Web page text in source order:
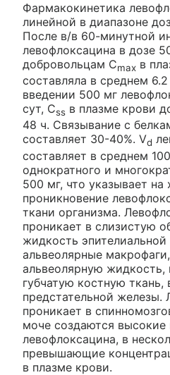
Фармакокинетика
линейной в диапазоне
После в/в 60-минутной
левофлоксацина в дозе
добровольцам Cmax в
составляла в среднем
введении 500 мг
сут, Css в плазме крови
48 ч. Связывание с
составляет 30-40%. Vd
составляет в среднем
однократного и
500 мг, что указывает на
проникновение
ткани организма.
проникает в слизистую
жидкость
альвеолярные
альвеолярную жидкость,
губчатую костную ткань,
предстательной железы.
проникает в
моче создаются высокие
левофлоксацина, в
превышающие
в плазме крови.